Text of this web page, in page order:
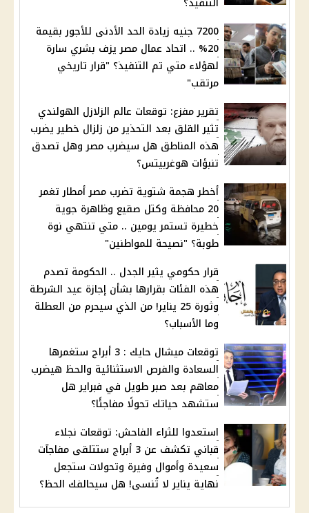
7200 جنيه زيادة الحد الأدنى للأجور بقيمة
20% .. اتحاد عمال مصر يزف بشري سارة
لهؤلاء متي تم التنفيذ؟ "قرار تاريخي
مرتقب"
تقرير مفزع: توقعات عالم الزلازل الهولندي
تثير القلق بعد التحذير من زلزال خطير يضرب
هذه المناطق هل سيضرب مصر وهل تصدق
تنبؤات هوغربيتس؟
أخطر هجمة شتوية تضرب مصر أمطار تغمر
20 محافظة وكتل صقيع وظاهرة جوية
خطيرة تستمر يومين .. متي تنتهي نوة
طوبة؟ "نصيحة للمواطنين"
قرار حكومي يثير الجدل .. الحكومة تصدم
هذه الفئات بقرارها بشأن إجازة عيد الشرطة
وثورة 25 يناير! من الذي سيحرم من العطلة
وما الأسباب؟
توقعات ميشال حايك : 3 أبراج ستغمرها
السعادة والفرص الاستثنائية والحظ هيضرب
معاهم بعد صبر طويل في فبراير هل
ستشهد حياتك تحولًا مفاجئًا؟
استعدوا للثراء الفاحش: توقعات نجلاء
قباني تكشف عن 3 أبراج ستتلقى مفاجآت
سعيدة وأموال وفيرة وتحولات ستجعل
نهاية يناير لا تُنسى! هل سيحالفك الحظ؟